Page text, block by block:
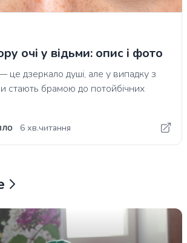
очі у відьми: опис і фото
це дзеркало душі, але у випадку з
стають брамою до потойбічних
6 хв.читання